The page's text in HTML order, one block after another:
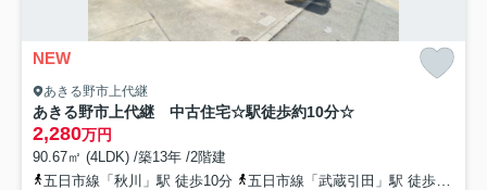
NEW
あきる野市上代継
あきる野市上代継 中古住宅☆駅徒歩約10分☆
2,280万円
90.67㎡ (4LDK) /築13年 /2階建
五日市線「秋川」駅 徒歩10分
五日市線「武蔵引田」駅 徒歩15分